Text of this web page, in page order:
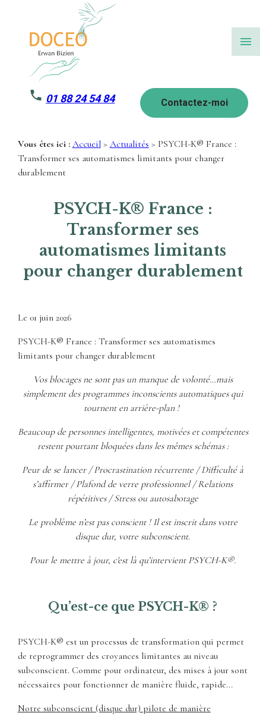
menu
01 88 24 54 84 Contactez-moi
Vous êtes ici : Accueil> Actualités > PSYCH-K® France :
Transformer ses automatismes limitants pour changer
durablement
PSYCH-K® France :
Transformer ses
automatismes limitants
pour changer durablement
Le 01 juin 2026
PSYCH-K® France : Transformer ses automatismes
limitants pour changer durablement
Vos blocages ne sont pas un manque de volonté…mais
simplement des programmes inconscients automatiques qui
tournent en arrière-plan !
Beaucoup de personnes intelligentes, motivées et compétentes
restent pourtant bloquées dans les mêmes schémas :
Peur de se lancer /Procrastination récurrente /Difficulté à
s’affirmer /Plafond de verre professionnel /Relations
répétitives /Stress ou autosabotage
Le problème n’est pas conscient ! Il est inscrit dans votre
disque dur, votre subconscient.
Pour le mettre à jour, c'est là qu’intervient PSYCH-K®.
Qu’est-ce que PSYCH-K® ?
PSYCH-K® est un processus de transformation qui permet
de reprogrammer des croyances limitantes au niveau
subconscient. Comme pour ordinateur, des mises à jour sont
nécessaires pour fonctionner de manière fluide, rapide...
Notre subconscient (disque dur) pilote de manière
Panneau de gestion des cookies